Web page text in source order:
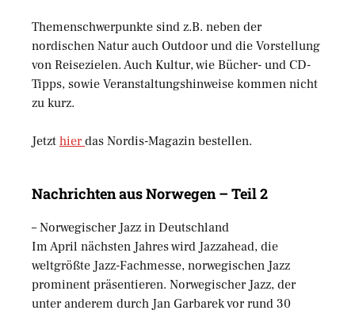
Themenschwerpunkte sind z.B. neben der
nordischen Natur auch Outdoor und die Vorstellung
von Reisezielen. Auch Kultur, wie Bücher- und CD-
Tipps, sowie Veranstaltungshinweise kommen nicht
zu kurz.
Jetzt hier das Nordis-Magazin bestellen.
Nachrichten aus Norwegen – Teil 2
– Norwegischer Jazz in Deutschland
Im April nächsten Jahres wird Jazzahead, die
weltgrößte Jazz-Fachmesse, norwegischen Jazz
prominent präsentieren. Norwegischer Jazz, der
unter anderem durch Jan Garbarek vor rund 30